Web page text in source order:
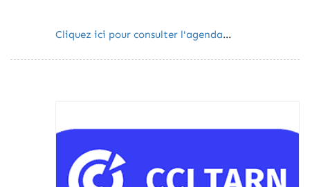
Cliquez ici pour consulter l'agenda...